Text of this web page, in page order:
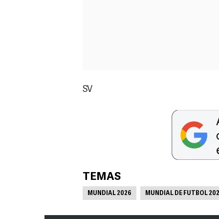
SV
TEMAS
MUNDIAL 2026 MUNDIAL DE FUTBOL